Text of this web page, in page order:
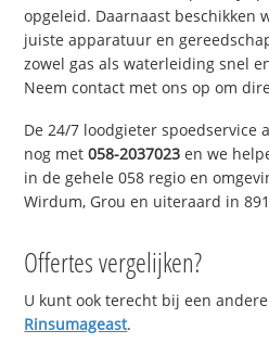
opgeleid. Daarnaast beschikken
juiste apparatuur en
zowel gas als waterleiding snel
Neem contact met ons op om
De 24/7 loodgieter spoedservice
nog met058-2037023 en we
in de gehele 058 regio en
Wirdum, Grou en uiteraard in
Offertes vergelijken?
U kunt ook terecht bij een
Rinsumageast.